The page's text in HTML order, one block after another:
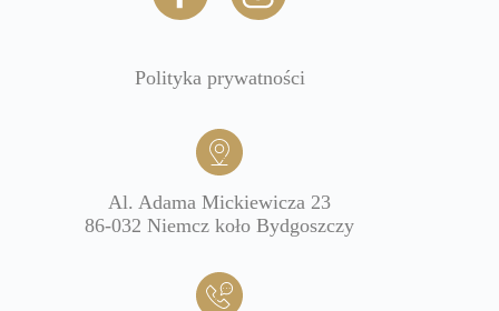
Polityka prywatności
Al. Adama Mickiewicza 23
86-032 Niemcz koło Bydgoszczy